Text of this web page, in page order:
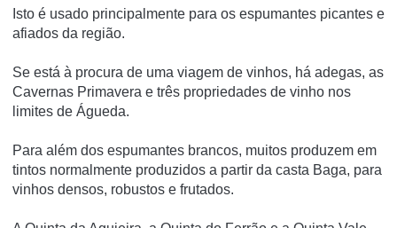
Isto é usado principalmente para os espumantes picantes e
afiados da região.
Se está à procura de uma viagem de vinhos, há adegas, as
Cavernas Primavera e três propriedades de vinho nos
limites de Águeda.
Para além dos espumantes brancos, muitos produzem em
tintos normalmente produzidos a partir da casta Baga, para
vinhos densos, robustos e frutados.